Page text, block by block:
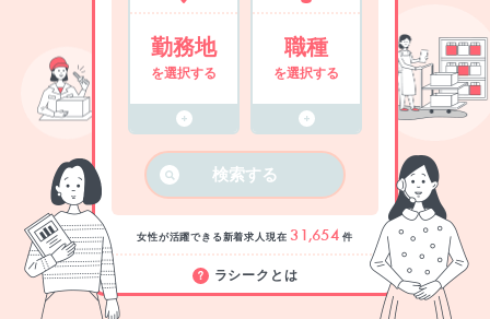
勤務地
を選択する
職種
を選択する
検索する
女性が活躍できる新着求人 現在 31,654 件
ラシークとは